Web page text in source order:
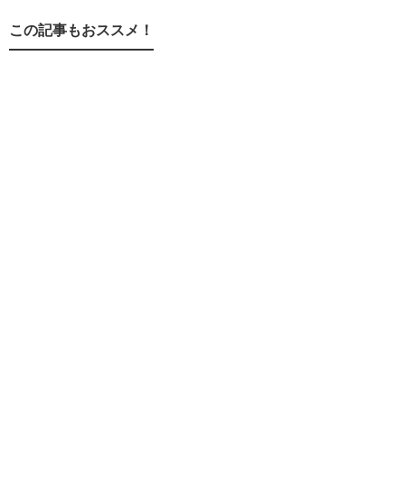
この記事もおススメ！